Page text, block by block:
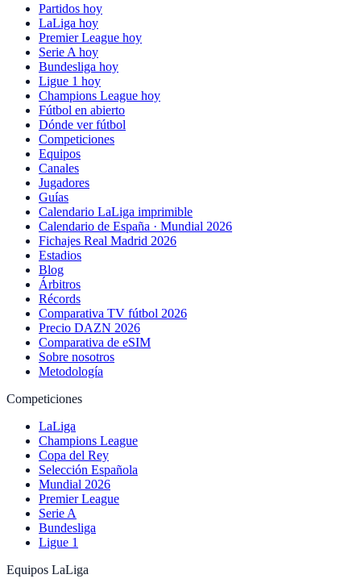
Partidos hoy
LaLiga hoy
Premier League hoy
Serie A hoy
Bundesliga hoy
Ligue 1 hoy
Champions League hoy
Fútbol en abierto
Dónde ver fútbol
Competiciones
Equipos
Canales
Jugadores
Guías
Calendario LaLiga imprimible
Calendario de España · Mundial 2026
Fichajes Real Madrid 2026
Estadios
Blog
Árbitros
Récords
Comparativa TV fútbol 2026
Precio DAZN 2026
Comparativa de eSIM
Sobre nosotros
Metodología
Competiciones
LaLiga
Champions League
Copa del Rey
Selección Española
Mundial 2026
Premier League
Serie A
Bundesliga
Ligue 1
Equipos LaLiga